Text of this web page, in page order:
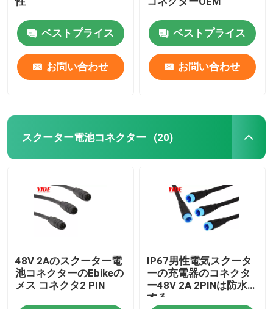
ベストプライス
お問い合わせ
ベストプライス
お問い合わせ
スクーター電池コネクター (20)
48V 2Aのスクーター電
池コネクターのEbikeの
メス コネクタ2 PIN
IP67男性電気スクータ
ーの充電器のコネクタ
ー48V 2A 2PINは防水
する